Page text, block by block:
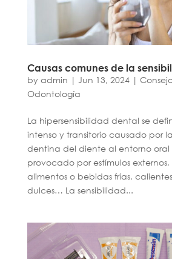
Causas comunes de la
by admin | Jun 13, 2024|
Odontología
La hipersensibilidad dental se
intenso y transitorio causado por
dentina del diente al entorno oral
provocado por estímulos
alimentos o bebidas frías,
dulces… La sensibilidad...